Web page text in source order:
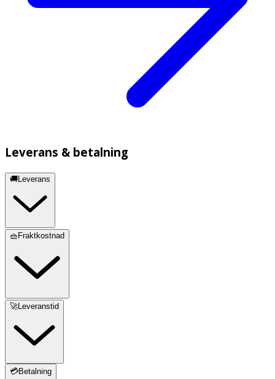
Leverans & betalning
🚚Leverans
🧺Fraktkostnad
🚀Leveranstid
💳Betalning